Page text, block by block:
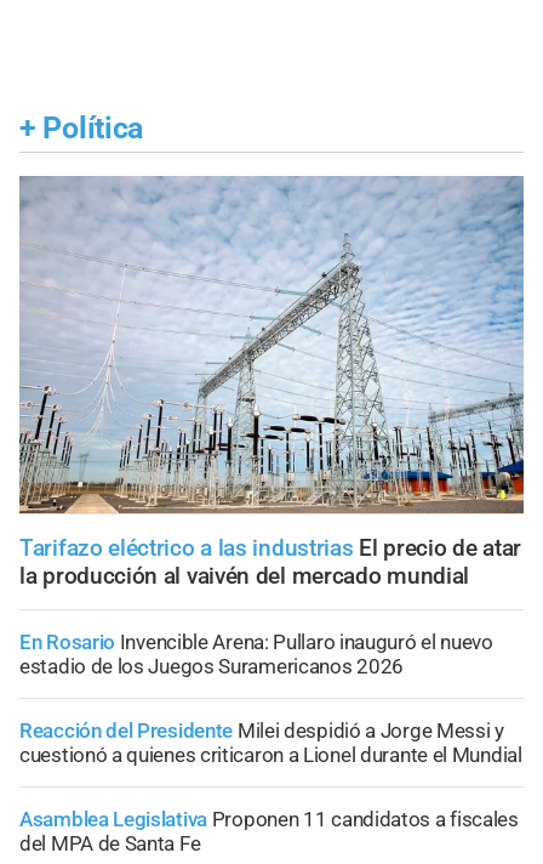
+ Política
Tarifazo eléctrico a las industrias El precio de atar
la producción al vaivén del mercado mundial
En Rosario Invencible Arena: Pullaro inauguró el nuevo
estadio de los Juegos Suramericanos 2026
Reacción del Presidente Milei despidió a Jorge Messi y
cuestionó a quienes criticaron a Lionel durante el Mundial
Asamblea Legislativa Proponen 11 candidatos a fiscales
del MPA de Santa Fe